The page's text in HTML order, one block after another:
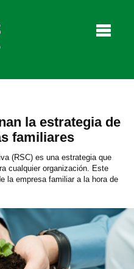
Català
la estrategia de
familiares
(RSC) es una estrategia que
cualquier organización. Este
la empresa familiar a la hora de